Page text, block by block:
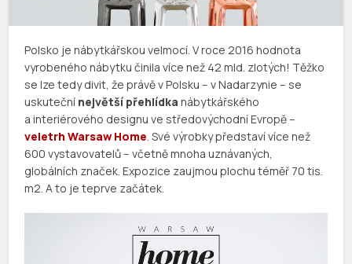
Polsko je nábytkářskou velmocí. V roce 2016 hodnota
vyrobeného nábytku činila více než 42 mld. zlotých! Těžko
se lze tedy divit, že právě v Polsku – v Nadarzynie – se
uskuteční největší přehlídka nábytkářského
a interiérového designu ve středovýchodní Evropě –
veletrh Warsaw Home. Své výrobky představí více než
600 vystavovatelů – včetně mnoha uznávaných,
globálních značek. Expozice zaujmou plochu téměř 70 tis.
m2. A to je teprve začátek.